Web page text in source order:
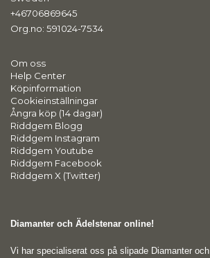
+46706869645
Org.no: 591024-7534
Om oss
Help Center
Köpinformation
Cookieinställningar
Ångra köp (14 dagar)
Riddgem Blogg
Riddgem Instagram
Riddgem Youtube
Riddgem Facebook
Riddgem X (Twitter)
Diamanter och Ädelstenar online!
Vi har specialiserat oss på slipade Diamanter